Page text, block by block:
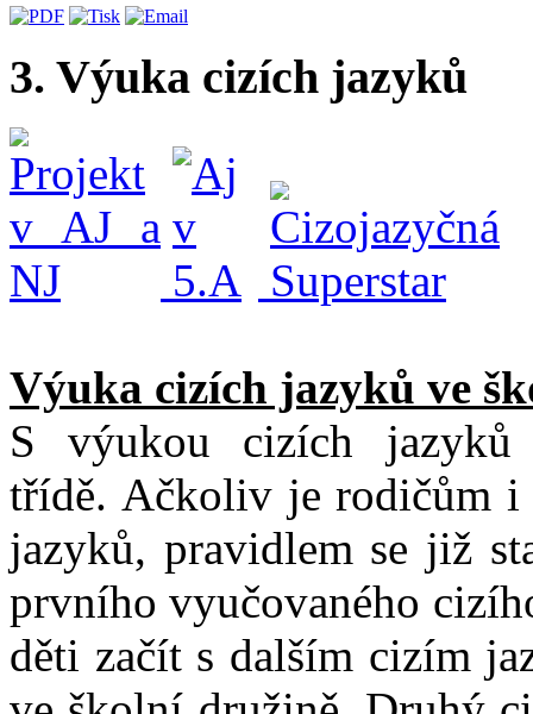
3. Výuka cizích jazyků
Výuka cizích jazyků ve
S výukou cizích
třídě. Ačkoliv je rodičům i
jazyků, pravidlem se již
prvního vyučovaného
děti začít s dalším cizím